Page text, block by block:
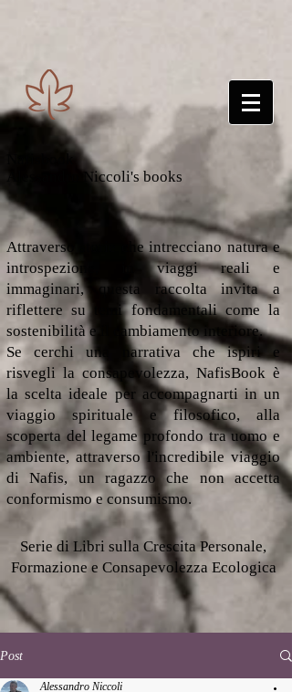
Alessandro Niccoli's books
Attraverso storie che intrecciano natura e
introspezione, in viaggi reali e
immaginari, questa raccolta invita a
riflettere su temi fondamentali come la
sostenibilità e il cambiamento interiore.
Se cerchi una narrativa che ispiri e
risvegli la consapevolezza, NafisBook è
la scelta ideale per accompagnarti in un
viaggio spirituale e filosofico, alla
scoperta del legame profondo tra uomo e
ambiente, attraverso l'incredibile viaggio
di Nafis, un ragazzo che non accetta
conformismo e consumismo.
Serie di Libri sulla Crescita Personale,
Formazione e Consapevolezza Ecologica
Post
Alessandro Niccoli